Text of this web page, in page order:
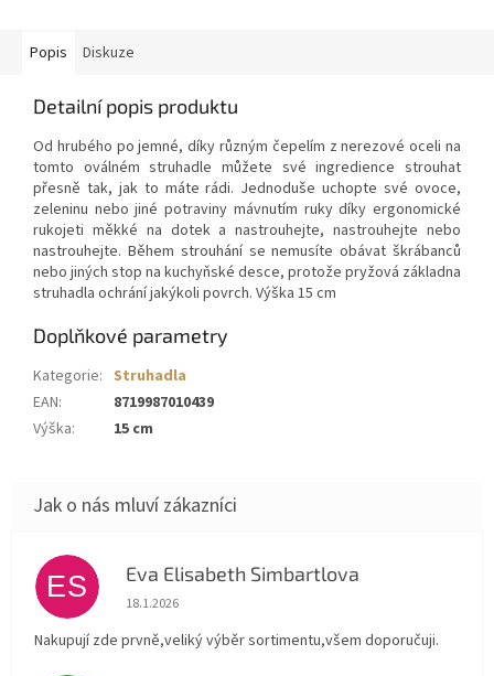
Popis Diskuze
Detailní popis produktu
Od hrubého po jemné, díky různým čepelím z nerezové oceli na
tomto oválném struhadle můžete své ingredience strouhat
přesně tak, jak to máte rádi. Jednoduše uchopte své ovoce,
zeleninu nebo jiné potraviny mávnutím ruky díky ergonomické
rukojeti měkké na dotek a nastrouhejte, nastrouhejte nebo
nastrouhejte. Během strouhání se nemusíte obávat škrábanců
nebo jiných stop na kuchyňské desce, protože pryžová základna
struhadla ochrání jakýkoli povrch. Výška 15 cm
Doplňkové parametry
Kategorie: Struhadla
EAN:
8719987010439
Výška: 15 cm
ES Eva Elisabeth Simbartlova
Hodnocení obchodu je 5 z 5 hvězdiček.
18.1.2026
Nakupují zde prvně,veliký výběr sortimentu,všem doporučuji.